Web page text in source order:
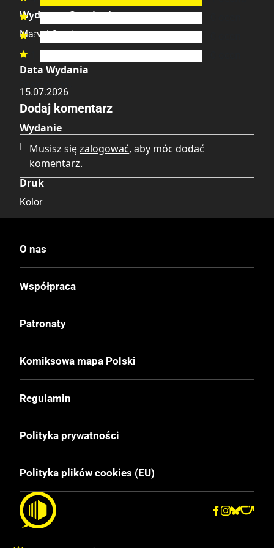
Wydawca Oryginalny
Marvel Comics
Data Wydania
15.07.2026
Wydanie
I
Druk
Kolor
Format
240
Cena Okładkowa
EAN
9788328175723
3
2

Dodaj komentarz
Musisz sięzalogować, aby móc dodać
komentarz.
O nas
Współpraca
Patronaty
Komiksowa mapa Polski
Regulamin
Polityka prywatności
Polityka plików cookies (EU)